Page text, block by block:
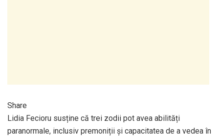
Share
Lidia Fecioru susține că trei zodii pot avea abilități
paranormale, inclusiv premoniții și capacitatea de a vedea în